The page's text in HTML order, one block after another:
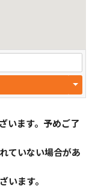
います。予めご了
ていない場合があ
います。